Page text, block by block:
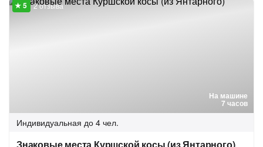
На машине
7 часов
2 отзыва
Индивидуальная до 4 чел.